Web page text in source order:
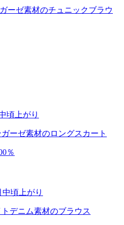
ーゼ素材のチュニックブラウ
上がり
ーゼ素材のロングスカート
％
頃上がり
トデニム素材のブラウス